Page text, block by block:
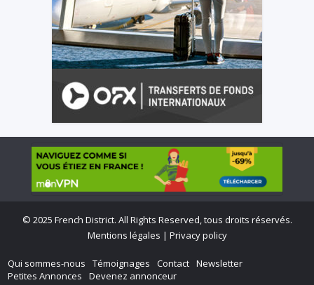
© 2025 French District. All Rights Reserved, tous droits réservés.
Mentions légales | Privacy policy
Qui sommes-nous Témoignages Contact Newsletter
Petites Annonces
Devenez annonceur